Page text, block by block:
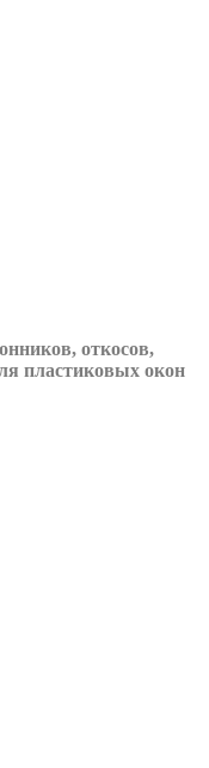
откосов,
пластиковых окон